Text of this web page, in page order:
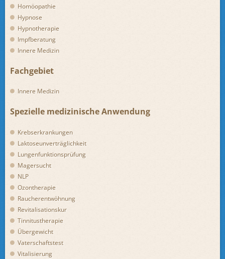
Homöopathie
Hypnose
Hypnotherapie
Impfberatung
Innere Medizin
Fachgebiet
Innere Medizin
Spezielle medizinische Anwendung
Krebserkrankungen
Laktoseunverträglichkeit
Lungenfunktionsprüfung
Magersucht
NLP
Ozontherapie
Raucherentwöhnung
Revitalisationskur
Tinnitustherapie
Übergewicht
Vaterschaftstest
Vitalisierung